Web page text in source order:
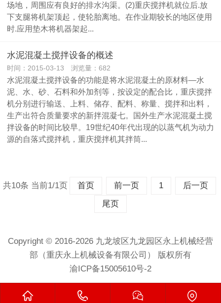
场地，周围应有良好的排水沟渠。(2)重庆搅拌机就位后.放
下支腿将机架顶起，使轮胎离地。在作业期较长的地区使用
时.应用垫木将机器架起...
水泥混凝土搅拌设备的概述
时间：2015-03-13 浏览量：682
水泥混凝土搅拌设备的功能是将水泥混凝土的原材料—水
泥、水、砂、石料和外加剂等，按设定的配合比，重庆搅拌
机分别进行输送、上料、储存、配料、称量、搅拌和出料，
生产出符合质量要求的新拌混凝七。国外生产水泥混凝土搅
拌设备的时间比较早。19世纪40年代出现的以蒸气机为动力
源的自落式搅拌机，重庆搅拌机其拌筒...
共10条 当前1/1页 首页 前一页 1
后一页
尾页
Copyright © 2016-2026 九龙坡区九龙园区永上机械经营
部（重庆永上机械设备有限公司） 版权所有
渝ICP备15005610号-2